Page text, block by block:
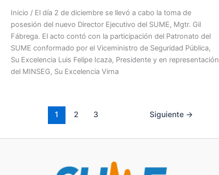
Inicio / El día 2 de diciembre se llevó a cabo la toma de
posesión del nuevo Director Ejecutivo del SUME, Mgtr. Gil
Fábrega. El acto contó con la participación del Patronato del
SUME conformado por el Viceministro de Seguridad Pública,
Su Excelencia Luis Felipe Icaza, Presidente y en representación
del MINSEG, Su Excelencia Virna
1 2 3 Siguiente →